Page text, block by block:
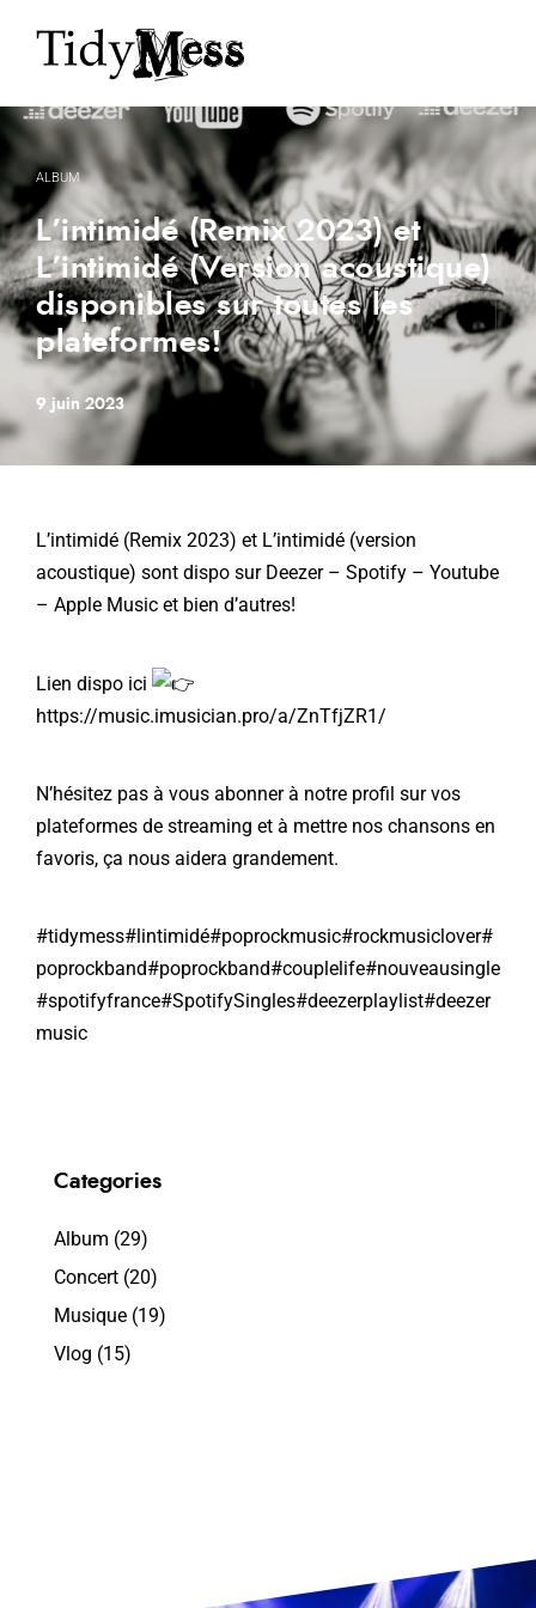
ALBUM
L’intimidé (Remix 2023) et
L’intimidé (Version acoustique)
disponibles sur toutes les
plateformes!
9 juin 2023
L’intimidé (Remix 2023) et L’intimidé (version
acoustique) sont dispo sur Deezer – Spotify – Youtube
– Apple Music et bien d’autres!
Lien dispo ici
https://music.imusician.pro/a/ZnTfjZR1/
N’hésitez pas à vous abonner à notre profil sur vos
plateformes de streaming et à mettre nos chansons en
favoris, ça nous aidera grandement.
#tidymess#lintimidé#poprockmusic#rockmusiclover#
poprockband#poprockband#couplelife#nouveausingle
#spotifyfrance#SpotifySingles#deezerplaylist#deezer
music
Categories
Album (29)
Concert (20)
Musique (19)
Vlog (15)